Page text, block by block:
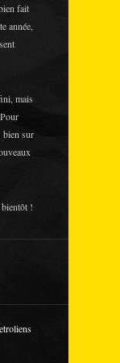
fait
année,
mais
bien sur
!